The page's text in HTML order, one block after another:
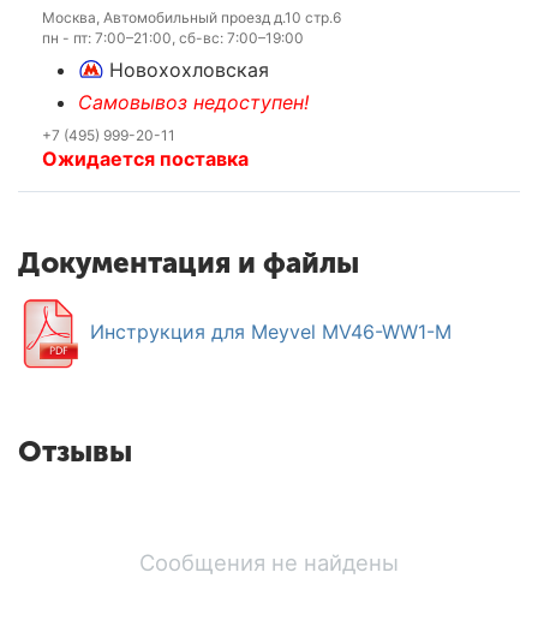
Москва, Автомобильный проезд д.10 стр.6
пн - пт: 7:00–21:00, сб-вс: 7:00–19:00
Новохохловская
Самовывоз недоступен!
+7 (495) 999-20-11
Ожидается поставка
Документация и файлы
Инструкция для Meyvel MV46-WW1-M
Отзывы
Сообщения не найдены